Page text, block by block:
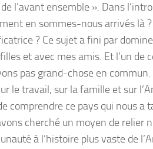
l’avant ensemble ». Dans
en sommes-nous arrivés là
? Ce sujet a fini par
et avec mes amis. Et l’un de
pas grand-chose en
le travail, sur la famille et sur
comprendre ce pays qui nous a
cherché un moyen de relier
à l’histoire plus vaste de